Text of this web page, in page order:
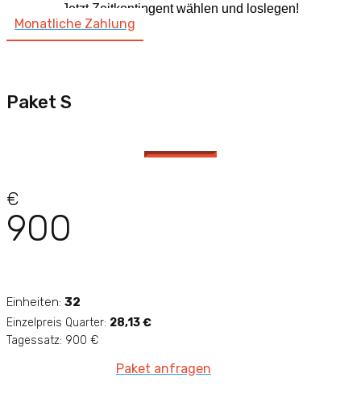
Jetzt Zeitkontingent wählen und loslegen!
Monatliche Zahlung
Paket S
€
900
Einheiten: 32
Einzelpreis Quarter: 28,13 €
Tagessatz: 900 €
Paket anfragen